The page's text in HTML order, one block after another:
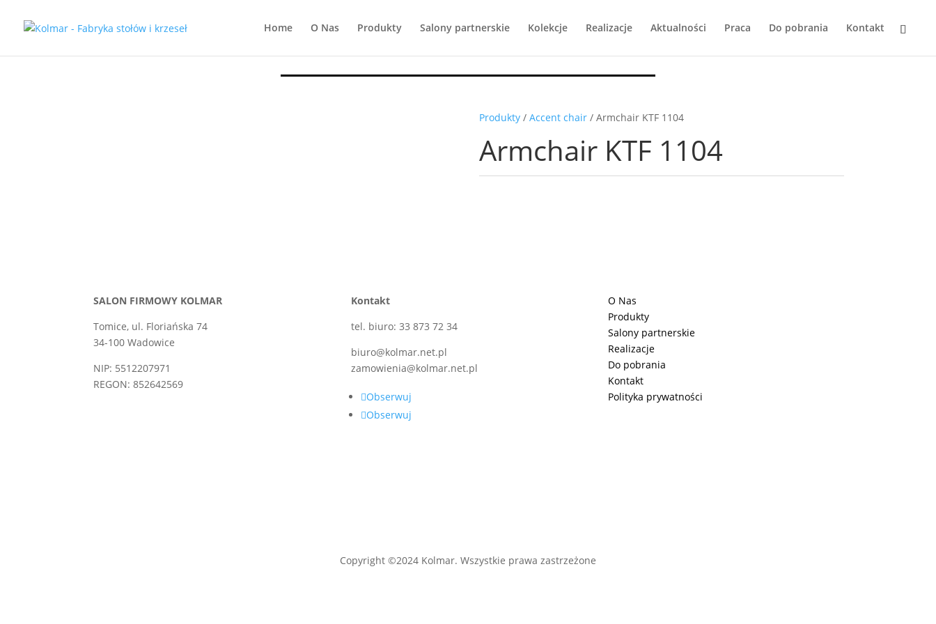
Home O Nas Produkty Salony partnerskie Kolekcje Realizacje Aktualności Praca Do pobrania Kontakt
Produkty /Accent chair / Armchair KTF 1104
Armchair KTF 1104
SALON FIRMOWY KOLMAR
Tomice, ul. Floriańska 74
34-100 Wadowice
NIP: 5512207971
REGON: 852642569
Kontakt
tel. biuro: 33 873 72 34
biuro@kolmar.net.pl
zamowienia@kolmar.net.pl
Obserwuj
Obserwuj
O Nas
Produkty
Salony partnerskie
Realizacje
Do pobrania
Kontakt
Polityka prywatności
Copyright ©2024 Kolmar. Wszystkie prawa zastrzeżone